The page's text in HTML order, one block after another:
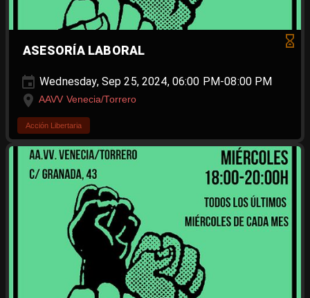
ASESORÍA LABORAL
Wednesday, Sep 25, 2024, 06:00 PM-08:00 PM
AAVV Venecia/Torrero
Acción Libertaria